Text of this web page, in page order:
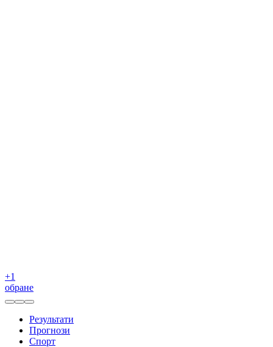
+1
обране
Результати
Прогнози
Спорт